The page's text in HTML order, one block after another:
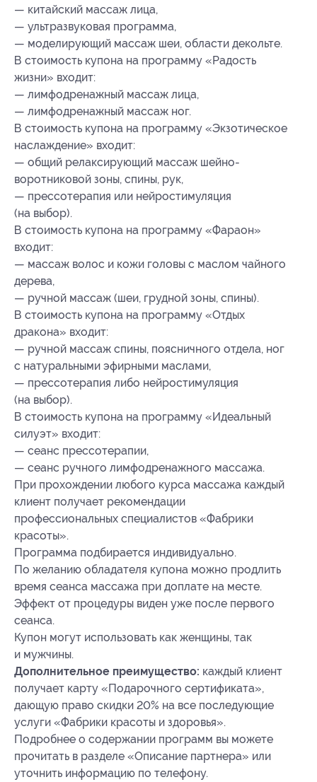
— китайский массаж лица,
— ультразвуковая программа,
— моделирующий массаж шеи, области декольте.
В стоимость купона на программу «Радость
жизни» входит:
— лимфодренажный массаж лица,
— лимфодренажный массаж ног.
В стоимость купона на программу «Экзотическое
наслаждение» входит:
— общий релаксирующий массаж шейно-
воротниковой зоны, спины, рук,
— прессотерапия или нейростимуляция
(на выбор).
В стоимость купона на программу «Фараон»
входит:
— массаж волос и кожи головы с маслом чайного
дерева,
— ручной массаж (шеи, грудной зоны, спины).
В стоимость купона на программу «Отдых
дракона» входит:
— ручной массаж спины, поясничного отдела, ног
с натуральными эфирными маслами,
— прессотерапия либо нейростимуляция
(на выбор).
В стоимость купона на программу «Идеальный
силуэт» входит:
— сеанс прессотерапии,
— сеанс ручного лимфодренажного массажа.
При прохождении любого курса массажа каждый
клиент получает рекомендации
профессиональных специалистов «Фабрики
красоты».
Программа подбирается индивидуально.
По желанию обладателя купона можно продлить
время сеанса массажа при доплате на месте.
Эффект от процедуры виден уже после первого
сеанса.
Купон могут использовать как женщины, так
и мужчины.
Дополнительное преимущество: каждый клиент
получает карту «Подарочного сертификата»,
дающую право скидки 20% на все последующие
услуги «Фабрики красоты и здоровья».
Подробнее о содержании программ вы можете
прочитать в разделе «Описание партнера» или
уточнить информацию по телефону.